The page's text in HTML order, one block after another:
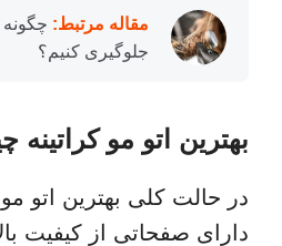
مقاله مرتبط:
جلوگیری کنیم؟
بهترین اتو مو
در حالت کلی بهترین اتو مو
دارای صفحاتی از کیفیت